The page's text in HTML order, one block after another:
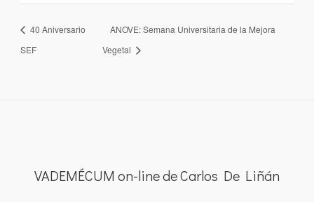
40 Aniversario
SEF
ANOVE: Semana Universitaria de la Mejora
Vegetal
VADEMÉCUM on-line de Carlos De Liñán